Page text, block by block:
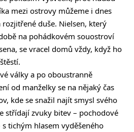
mezi ostrovy můžeme i dnes
rozjitřené duše. Nielsen, který
na pohádkovém souostroví
se vracel domů vždy, když ho
války a po oboustranně
od manželky se na nějaký čas
kde se snažil najít smysl svého
střídají zvuky bitev – pochodové
tichým hlasem vyděšeného